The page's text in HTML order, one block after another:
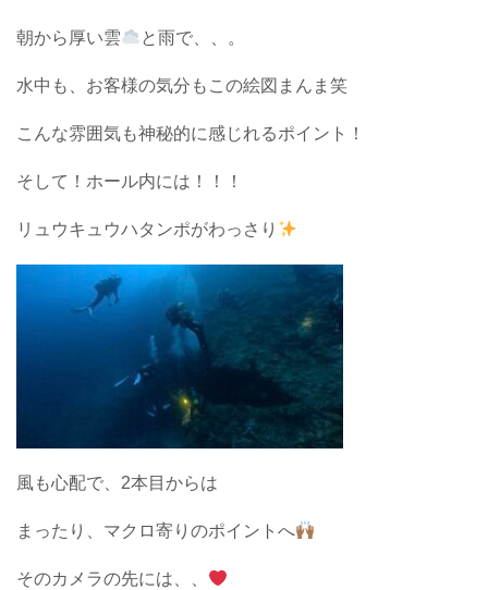
朝から厚い雲 と雨で、、。
水中も、お客様の気分もこの絵図まんま笑
こんな雰囲気も神秘的に感じれるポイント！
そして！ホール内には！！！
リュウキュウハタンポがわっさり
風も心配で、2本目からは
まったり、マクロ寄りのポイントへ
そのカメラの先には、、